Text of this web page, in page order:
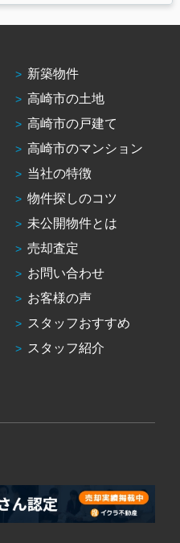
新築物件
高崎市の土地
高崎市の戸建て
高崎市のマンション
当社の特徴
物件探しのコツ
未公開物件とは
売却査定
お問い合わせ
お客様の声
スタッフおすすめ
スタッフ紹介